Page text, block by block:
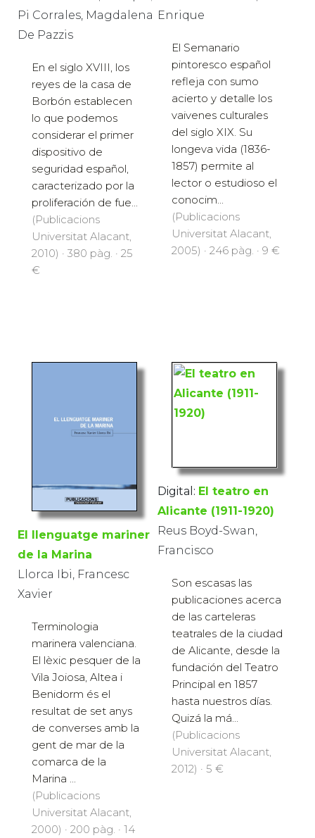
Pi Corrales, Magdalena
De Pazzis
En el siglo XVIII, los
reyes de la casa de
Borbón establecen
lo que podemos
considerar el primer
dispositivo de
seguridad español,
caracterizado por la
proliferación de fue...
(Publicacions
Universitat Alacant,
2010) · 380 pàg. · 25
€
Enrique
El Semanario
pintoresco español
refleja con sumo
acierto y detalle los
vaivenes culturales
del siglo XIX. Su
longeva vida (1836-
1857) permite al
lector o estudioso el
conocim...
(Publicacions
Universitat Alacant,
2005) · 246 pàg. · 9 €
El llenguatge mariner
de la Marina
Llorca Ibi, Francesc
Xavier
Terminologia
marinera valenciana.
El lèxic pesquer de la
Vila Joiosa, Altea i
Benidorm és el
resultat de set anys
de converses amb la
gent de mar de la
comarca de la
Marina ...
(Publicacions
Universitat Alacant,
2000) · 200 pàg. · 14
Digital: El teatro en
Alicante (1911-1920)
Reus Boyd-Swan,
Francisco
Son escasas las
publicaciones acerca
de las carteleras
teatrales de la ciudad
de Alicante, desde la
fundación del Teatro
Principal en 1857
hasta nuestros días.
Quizá la má...
(Publicacions
Universitat Alacant,
2012) · 5 €